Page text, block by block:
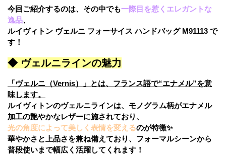
今回ご紹介するのは、その中でも一際目を惹くエレガントな
逸品、
ルイヴィトン ヴェルニ フォーサイス ハンドバッグ M91113 で
す！
◆ ヴェルニラインの魅力
「ヴェルニ（Vernis）」とは、フランス語で“エナメル”を意
味します。
ルイヴィトンのヴェルニラインは、モノグラム柄がエナメル
加工の艶やかなレザーに施されており、
光の角度によって美しく表情を変えるのが特徴✨
華やかさと上品さを兼ね備えており、フォーマルシーンから
普段使いまで幅広く活躍してくれます！